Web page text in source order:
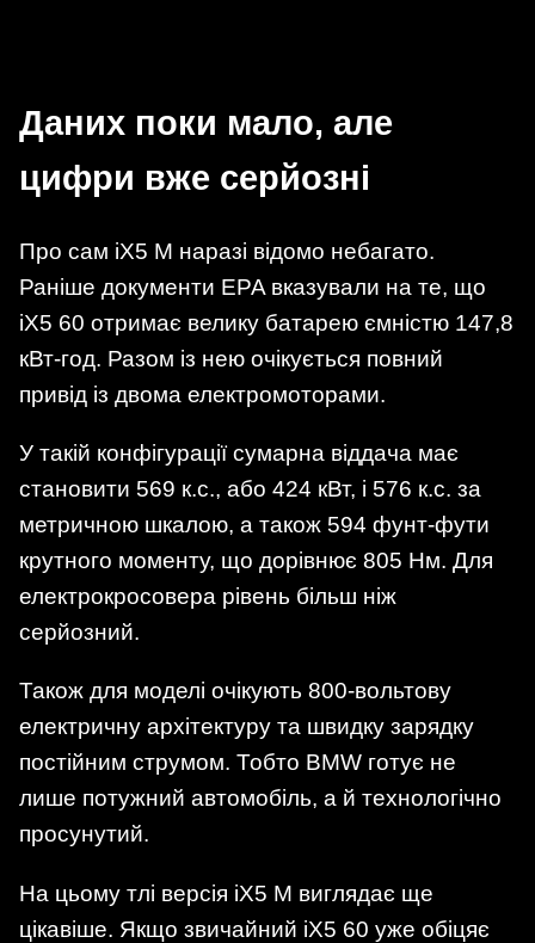
Даних поки мало, але
цифри вже серйозні
Про сам iX5 M наразі відомо небагато.
Раніше документи EPA вказували на те, що
iX5 60 отримає велику батарею ємністю 147,8
кВт-год. Разом із нею очікується повний
привід із двома електромоторами.
У такій конфігурації сумарна віддача має
становити 569 к.с., або 424 кВт, і 576 к.с. за
метричною шкалою, а також 594 фунт-фути
крутного моменту, що дорівнює 805 Нм. Для
електрокросовера рівень більш ніж
серйозний.
Також для моделі очікують 800-вольтову
електричну архітектуру та швидку зарядку
постійним струмом. Тобто BMW готує не
лише потужний автомобіль, а й технологічно
просунутий.
На цьому тлі версія iX5 M виглядає ще
цікавіше. Якщо звичайний iX5 60 уже обіцяє